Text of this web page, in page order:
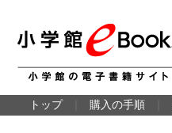
トップ 購入の手順